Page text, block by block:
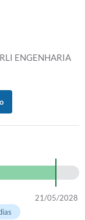
ENGENHARIA
21/05/2028